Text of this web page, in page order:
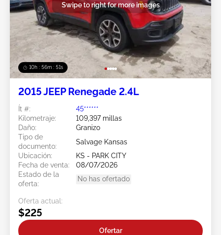
10h : 56m : 49s
Swipe to right for more images
2015 JEEP Renegade 2.4L
Ít #:
45******
Kilometraje:
109,397 millas
Daño:
Granizo
Tipo de
documento:
Salvage Kansas
Ubicación:
KS - PARK CITY
Fecha de venta:
08/07/2026
Estado de la
oferta:
No has ofertado
Oferta actual:
$225
Ofertar